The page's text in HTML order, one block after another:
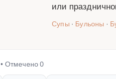
или
Супы · Бульоны ·
• Отмечено0